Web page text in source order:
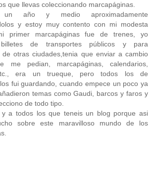
que llevas coleccionando marcapáginas.
año y medio aproximadamente
y estoy muy contento con mi modesta
primer marcapáginas fue de trenes, yo
billetes de transportes públicos y para
de otras ciudades,tenia que enviar a cambio
me pedian, marcapáginas, calendarios,
era un trueque, pero todos los de
fui guardando, cuando empece un poco ya
temas como Gaudi, barcos y faros y
de todo tipo.
a todos los que teneis un blog porque asi
sobre este maravilloso mundo de los